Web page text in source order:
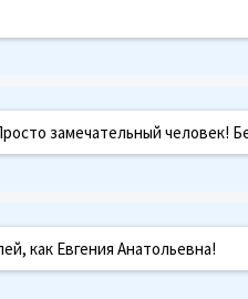
замечательный человек!
как Евгения Анатольевна!